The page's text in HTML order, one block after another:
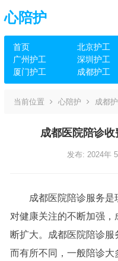
心陪护
首页 北京护工
广州护工
深圳护工
厦门护工
成都护工
当前位置 心陪护 成都
成都医院陪诊
发布: 2024年
成都医院陪诊服务是
对健康关注的不断加强
断扩大。成都医院陪诊
而有所不同，一般陪诊